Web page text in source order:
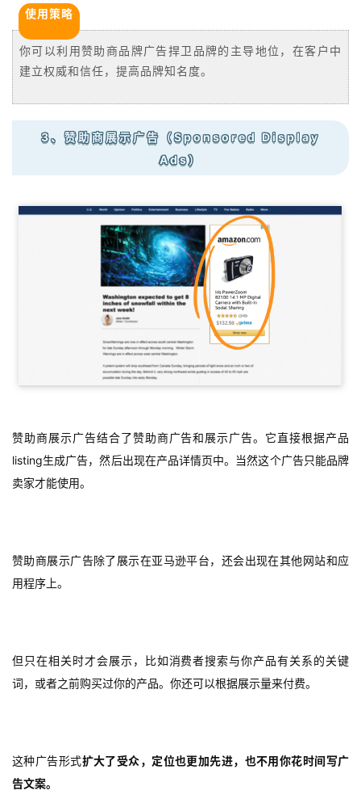
使用策略
你可以利用赞助商品牌广告捍卫品牌的主导地位，在客户中
建立权威和信任，提高品牌知名度。
3、赞助商展示广告（Sponsored Display
Ads）
赞助商展示广告结合了赞助商广告和展示广告。它直接根据产品
listing生成广告，然后出现在产品详情页中。当然这个广告只能品牌
卖家才能使用。
赞助商展示广告除了展示在亚马逊平台，还会出现在其他网站和应
用程序上。
但只在相关时才会展示，比如消费者搜索与你产品有关系的关键
词，或者之前购买过你的产品。你还可以根据展示量来付费。
这种广告形式扩大了受众，定位也更加先进，也不用你花时间写广
告文案。